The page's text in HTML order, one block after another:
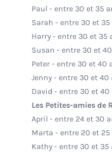
Paul - entre 30 et 35
Sarah - entre 30 et 35
Harry - entre 30 et 35
Susan - entre 30 et
Peter - entre 30 et 40
Jenny - entre 30 et 40
David - entre 30 et 40
Les Petites-amies de
April - entre 24 et 30
Marta - entre 20 et 25
Kathy - entre 30 et 35